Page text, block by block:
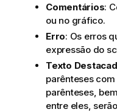
Comentários:
ou no gráfico.
Erro: Os erros
expressão do
Texto
parênteses
parênteses,
entre eles,